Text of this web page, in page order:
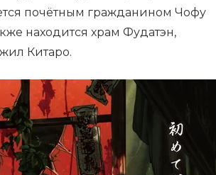
почётным гражданином Чофу
находится храм Фудатэн,
Китаро.